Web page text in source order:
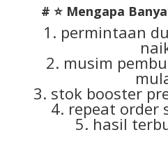
# ⭐ Mengapa
1. permintaan
2. musim
3. stok booster
4. repeat order
5. hasil